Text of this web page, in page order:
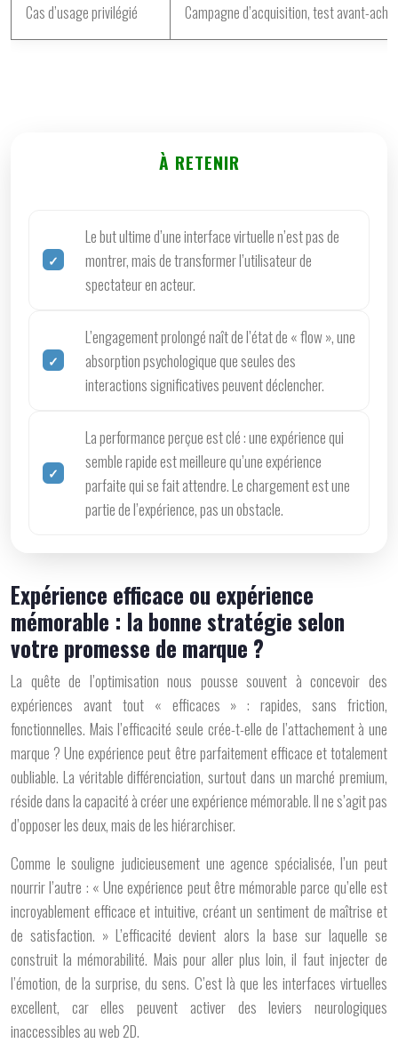
Cas d’usage privilégié Campagne d’acquisition, test avant-
À RETENIR
Le but ultime d’une interface virtuelle n’est pas de
montrer, mais de transformer l’utilisateur de
spectateur en acteur.
L’engagement prolongé naît de l’état de « flow », une
absorption psychologique que seules des
interactions significatives peuvent déclencher.
La performance perçue est clé : une expérience qui
semble rapide est meilleure qu’une expérience
parfaite qui se fait attendre. Le chargement est une
partie de l’expérience, pas un obstacle.
Expérience efficace ou expérience
mémorable : la bonne stratégie selon
votre promesse de marque ?
La quête de l’optimisation nous pousse souvent à concevoir des
expériences avant tout « efficaces » : rapides, sans friction,
fonctionnelles. Mais l’efficacité seule crée-t-elle de l’attachement à une
marque ? Une expérience peut être parfaitement efficace et totalement
oubliable. La véritable différenciation, surtout dans un marché premium,
réside dans la capacité à créer une expériencemémorable. Il ne s’agit pas
d’opposer les deux, mais de les hiérarchiser.
Comme le souligne judicieusement une agence spécialisée, l’un peut
nourrir l’autre : « Une expérience peut être mémorable parce qu’elle est
incroyablement efficace et intuitive, créant un sentiment de maîtrise et
de satisfaction. » L’efficacité devient alors la base sur laquelle se
construit la mémorabilité. Mais pour aller plus loin, il faut injecter de
l’émotion, de la surprise, du sens. C’est là que les interfaces virtuelles
excellent, car elles peuvent activer des leviers neurologiques
inaccessibles au web 2D.